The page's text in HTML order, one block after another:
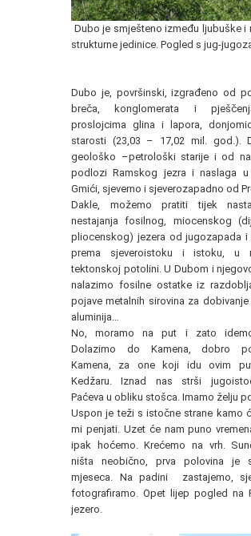
Dubo je smješteno između ljubuške i
strukturne jedinice. Pogled s jug-
Dubo je, površinski, izgrađeno od
breča, konglomerata i
proslojcima glina i lapora,
starosti (23,03 – 17,02 mil. god.).
geološko –petrološki starije i od
podlozi Ramskog jezra i naslaga u
Gmići, sjeverno i sjeverozapadno od
Dakle, možemo pratiti tijek
nestajanja fosilnog, miocenskog
pliocenskog) jezera od jugozapada i
prema sjeveroistoku i istoku, u
tektonskoj potolini. U Dubom i
nalazimo fosilne ostatke iz
pojave metalnih sirovina za dobivanje
aluminija…
No, moramo na put i zato
Dolazimo do Kamena, dobro
Kamena, za one koji idu ovim
Kedžaru. Iznad nas strši
Paćeva u obliku stošca. Imamo želju
Uspon je teži s istočne strane kamo
mi penjati. Uzet će nam puno
ipak hoćemo. Krećemo na vrh.
ništa neobično, prva polovina je
mjeseca. Na padini zastajemo,
fotografiramo. Opet lijep pogled na
jezero.